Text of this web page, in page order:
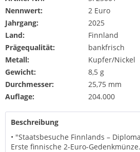
Nennwert:
2 Euro
Jahrgang:
2025
Land:
Finnland
Prägequalität:
bankfrisch
Metall:
Kupfer/Nickel
Gewicht:
8,5 g
Durchmesser:
25,75 mm
Auflage:
204.000
Beschreibung
• "Staatsbesuche Finnlands –
Erste finnische 2-Euro-